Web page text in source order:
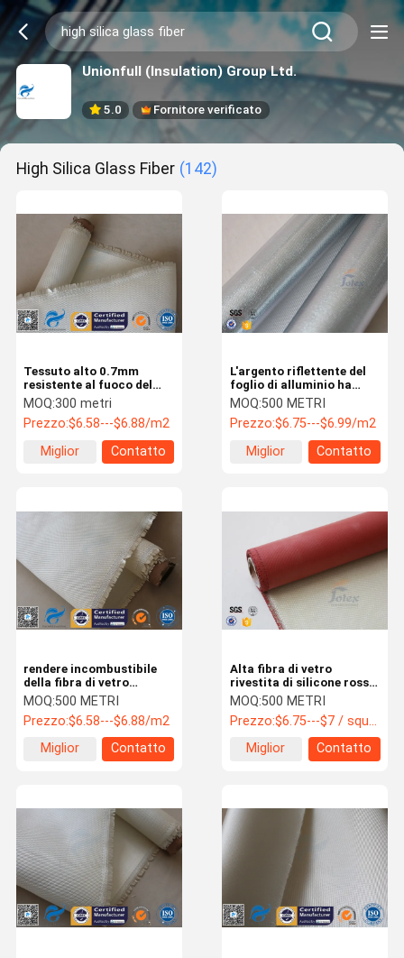
Unionfull (Insulation) Group Ltd.
5.0 Fornitore verificato
High Silica Glass Fiber (142)
Tessuto alto 0.7mm
resistente al fuoco del
raso 8HS del panno della
fibra di vetro della silice
800℃
MOQ:300 metri
Prezzo:$6.58---$6.88/m2
Miglior
Contatto
L'argento riflettente del
foglio di alluminio ha
ricoperto l'alta fibra di
vetro 700gsm 0.8mm
della silice
MOQ:500 METRI
Prezzo:$6.75---$6.99/m2
Miglior
Contatto
rendere incombustibile
della fibra di vetro
800degree C della silice
del panno della
vetroresina di 600gsm
MOQ:500 METRI
Prezzo:$6.58---$6.88/m2
Miglior
Contatto
Alta fibra di vetro
rivestita di silicone rossa
laterale 0.8MM 700GSM
della silice 800℃ uno ad
alta resistenza
MOQ:500 METRI
Prezzo:$6.75---$7 / square meter
Miglior
Contatto